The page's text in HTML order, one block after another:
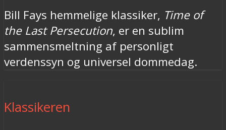
Bill Fays hemmelige klassiker, Time of
the Last Persecution, er en sublim
sammensmeltning af personligt
verdenssyn og universel dommedag.
Klassikeren